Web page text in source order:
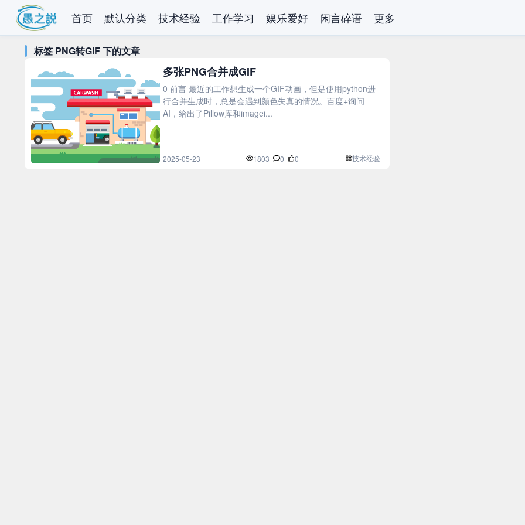
首页 默认分类 技术经验 工作学习 娱乐爱好 闲言碎语 更多
标签 PNG转GIF 下的文章
多张PNG合并成GIF
0 前言 最近的工作想生成一个GIF动画，但是使用python进
行合并生成时，总是会遇到颜色失真的情况。百度+询问
AI，给出了Pillow库和imagei...
2025-05-23 1803 0 0 技术经验